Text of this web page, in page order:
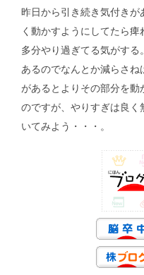
昨日から引き続き気付きが
く動かすようにしてたら痺
多分やり過ぎてる気がす
あるのでなんとか減らさ
があるとよりその部分を動
のですが、やりすぎは良く
いてみよう・・・。